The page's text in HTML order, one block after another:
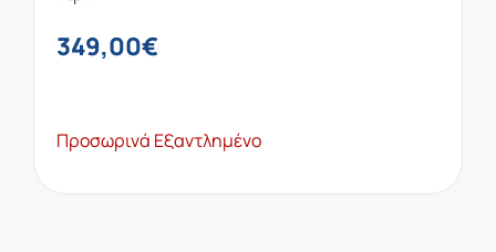
349,00€
Προσωρινά Εξαντλημένο